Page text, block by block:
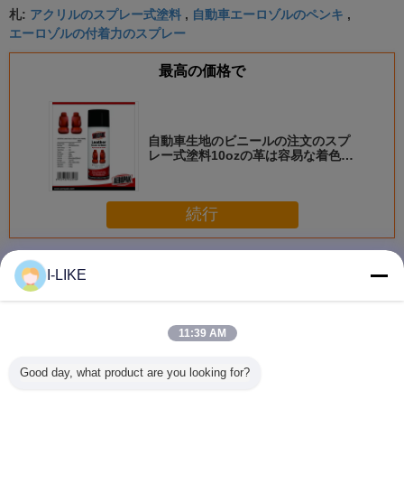
札: アクリルのスプレー式塗料 , 自動車エーロゾルのペンキ ,
エーロゾルの付着力のスプレー
最高の価格で
自動車生地のビニールの注文のスプ
レー式塗料10ozの革は容易な着色を
続行
多くスプレーのペンキ
衝撃耐性 快速乾燥
金属やプラスチッ
防水 2k エアゾー
ル スプレー ペイ
I-LIKE
11:39 AM
Good day, what product are you looking for?